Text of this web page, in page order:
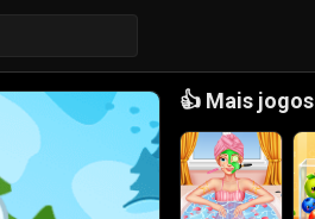
👍 Mais jogos